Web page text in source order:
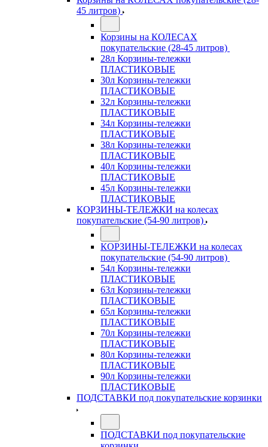
45 литров)
Корзины на КОЛЕСАХ
покупательские (28-45 литров)
28л Корзины-тележки
ПЛАСТИКОВЫЕ
30л Корзины-тележки
ПЛАСТИКОВЫЕ
32л Корзины-тележки
ПЛАСТИКОВЫЕ
34л Корзины-тележки
ПЛАСТИКОВЫЕ
38л Корзины-тележки
ПЛАСТИКОВЫЕ
40л Корзины-тележки
ПЛАСТИКОВЫЕ
45л Корзины-тележки
ПЛАСТИКОВЫЕ
КОРЗИНЫ-ТЕЛЕЖКИ на колесах
покупательские (54-90 литров)
КОРЗИНЫ-ТЕЛЕЖКИ на колесах
покупательские (54-90 литров)
54л Корзины-тележки
ПЛАСТИКОВЫЕ
63л Корзины-тележки
ПЛАСТИКОВЫЕ
65л Корзины-тележки
ПЛАСТИКОВЫЕ
70л Корзины-тележки
ПЛАСТИКОВЫЕ
80л Корзины-тележки
ПЛАСТИКОВЫЕ
90л Корзины-тележки
ПЛАСТИКОВЫЕ
ПОДСТАВКИ под покупательские корзинки
ПОДСТАВКИ под покупательские